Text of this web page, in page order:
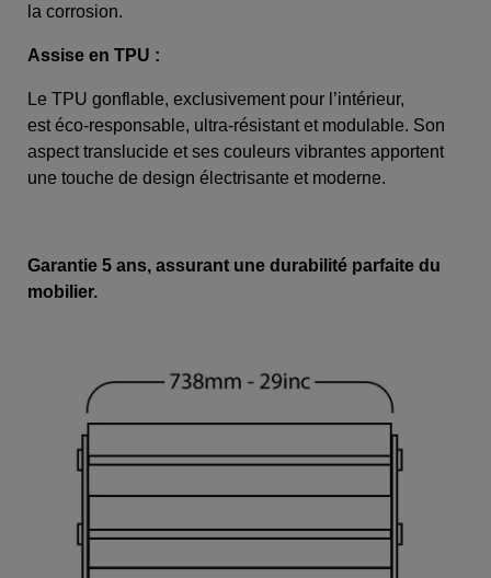
la corrosion.
Assise en TPU :
Le TPU gonflable, exclusivement pour l’intérieur,
est éco-responsable, ultra-résistant et modulable. Son
aspect translucide et ses couleurs vibrantes apportent
une touche de design électrisante et moderne.
Garantie 5 ans, assurant une durabilité parfaite du
mobilier.